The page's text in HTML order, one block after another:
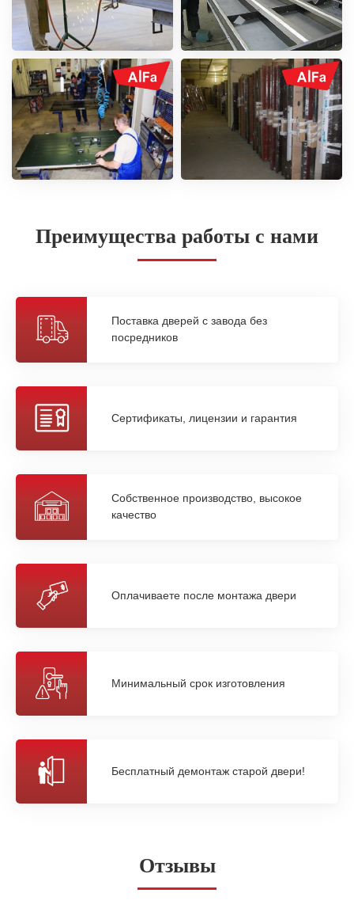
Преимущества работы с нами
Поставка дверей с завода без
посредников
Сертификаты, лицензии и гарантия
Собственное производство, высокое
качество
Оплачиваете после монтажа двери
Минимальный срок изготовления
Бесплатный демонтаж старой двери!
Отзывы